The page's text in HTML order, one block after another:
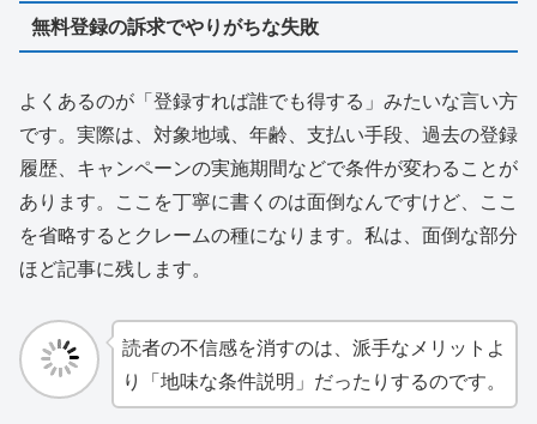
無料登録の訴求でやりがちな失敗
よくあるのが「登録すれば誰でも得する」みたいな言い方
です。実際は、対象地域、年齢、支払い手段、過去の登録
履歴、キャンペーンの実施期間などで条件が変わることが
あります。ここを丁寧に書くのは面倒なんですけど、ここ
を省略するとクレームの種になります。私は、面倒な部分
ほど記事に残します。
読者の不信感を消すのは、派手なメリットよ
り「地味な条件説明」だったりするのです。